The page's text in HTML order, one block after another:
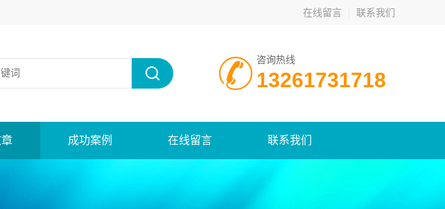
在线留言 联系我们
咨询热线
13261731718
成功案例 在线留言 联系我们